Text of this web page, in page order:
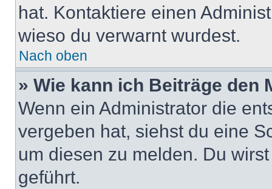
hat. Kontaktiere einen
wieso du verwarnt wurdest.
Nach oben
» Wie kann ich Beiträge den
Wenn ein Administrator die
vergeben hat, siehst du eine
um diesen zu melden. Du
geführt.